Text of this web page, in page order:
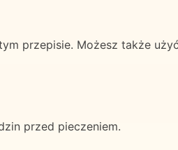
przepisie. Możesz także
przed pieczeniem.